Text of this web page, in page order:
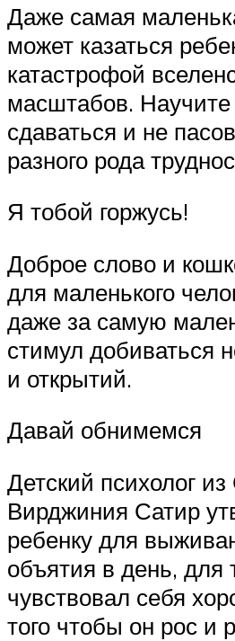
Даже самая
может казаться
катастрофой
масштабов. Научите
сдаваться и не
разного рода
Я тобой горжусь!
Доброе слово и
для маленького
даже за самую
стимул добиваться
и открытий.
Давай обнимемся
Детский психолог
Вирджиния Сатир
ребенку для
объятия в день, для
чувствовал себя
того чтобы он рос и